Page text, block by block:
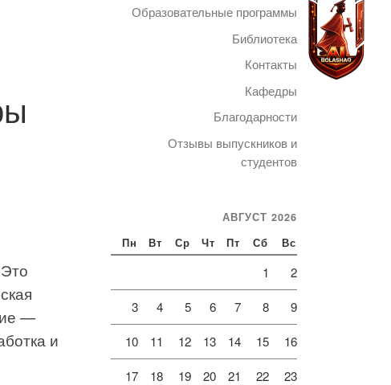
—
и
Образовательные программы
Библиотека
Контакты
Кафедры
Благодарности
Отзывы выпускников и
студентов
АВГУСТ 2026
Пн Вт Ср Чт Пт Сб Вс
1 2
3 4 5 6 7 8 9
10 11 12 13 14 15 16
17 18 19 20 21 22 23